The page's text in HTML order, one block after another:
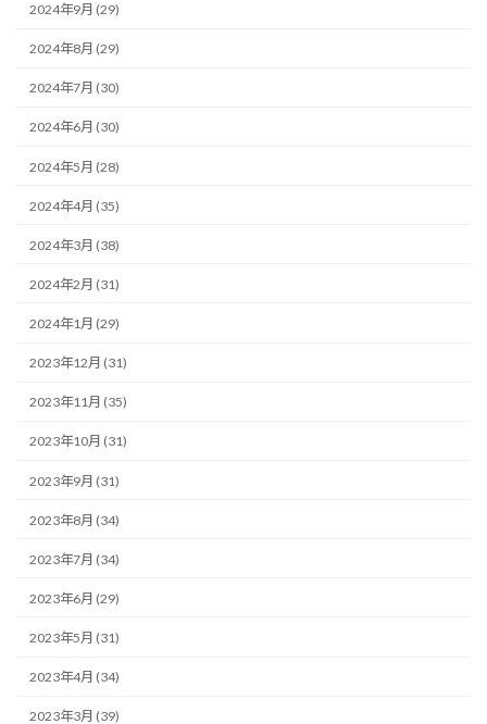
2024年9月 (29)
2024年8月 (29)
2024年7月 (30)
2024年6月 (30)
2024年5月 (28)
2024年4月 (35)
2024年3月 (38)
2024年2月 (31)
2024年1月 (29)
2023年12月 (31)
2023年11月 (35)
2023年10月 (31)
2023年9月 (31)
2023年8月 (34)
2023年7月 (34)
2023年6月 (29)
2023年5月 (31)
2023年4月 (34)
2023年3月 (39)